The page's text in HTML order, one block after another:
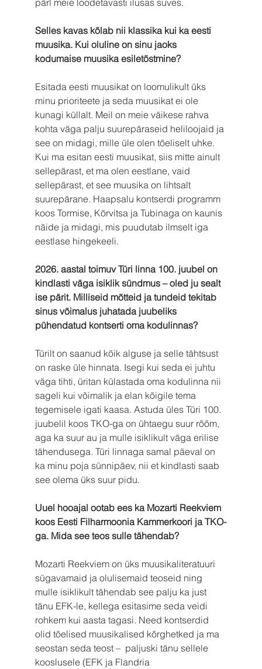
Selles kavas kõlab nii klassika kui ka eesti
muusika. Kui oluline on sinu jaoks
kodumaise muusika esiletõstmine?
Esitada eesti muusikat on loomulikult üks
minu prioriteete ja seda muusikat ei ole
kunagi küllalt. Meil on meie väikese rahva
kohta väga palju suurepäraseid heliloojaid ja
see on midagi, mille üle olen tõeliselt uhke.
Kui ma esitan eesti muusikat, siis mitte ainult
sellepärast, et ma olen eestlane, vaid
sellepärast, et see muusika on lihtsalt
suurepärane. Haapsalu kontserdi programm
koos Tormise, Kõrvitsa ja Tubinaga on kaunis
näide ja midagi, mis puudutab ilmselt iga
eestlase hingekeeli.
2026. aastal toimuv Türi linna 100. juubel on
kindlasti väga isiklik sündmus – oled ju sealt
ise pärit. Milliseid mõtteid ja tundeid tekitab
sinus võimalus juhatada juubeliks
pühendatud kontserti oma kodulinnas?
Türilt on saanud kõik alguse ja selle tähtsust
on raske üle hinnata. Isegi kui seda ei juhtu
väga tihti, üritan külastada oma kodulinna nii
sageli kui võimalik ja elan kõigile tema
tegemisele igati kaasa. Astuda üles Türi 100.
juubelil koos TKO-ga on ühtaegu suur rõõm,
aga ka suur au ja mulle isiklikult väga erilise
tähendusega. Türi linnaga samal päeval on
ka minu poja sünnipäev, nii et kindlasti saab
see olema üks suur pidu.
Uuel hooajal ootab ees ka Mozarti Reekviem
koos Eesti Filharmoonia Kammerkoori ja TKO-
ga. Mida see teos sulle tähendab?
Mozarti Reekviem on üks muusikaliteratuuri
sügavamaid ja olulisemaid teoseid ning
mulle isiklikult tähendab see palju ka just
tänu EFK-le, kellega esitasime seda veidi
rohkem kui aasta tagasi. Need kontserdid
olid tõelised muusikalised kõrghetked ja ma
seostan seda teost –  paljuski tänu sellele
kooslusele (EFK ja Flandria